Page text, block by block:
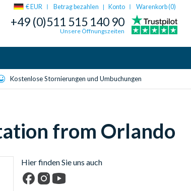
€ EUR Betrag bezahlen | Konto Warenkorb (0)
+49 (0)511 515 140 90
Unsere Öffnungszeiten
Kostenlose Stornierungen und Umbuchungen
from Orlando
Hier finden Sie uns auch